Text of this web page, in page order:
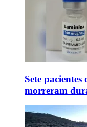
Sete
morreram